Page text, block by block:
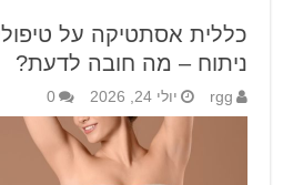
כללית אסתטיקה על
ניתוח – מה חובה לדעת?
rgg יולי 24, 2026 0